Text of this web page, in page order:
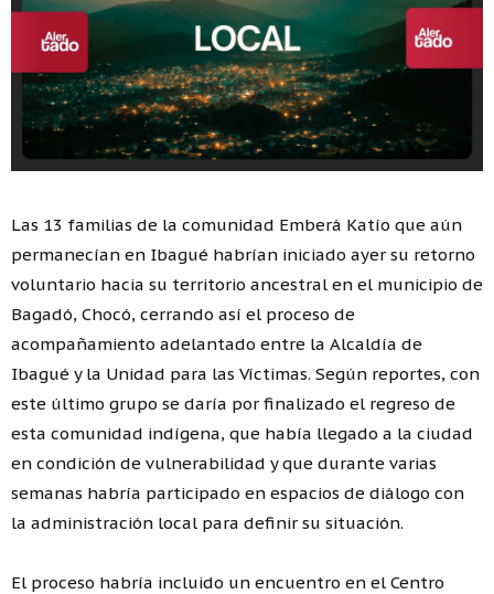
Las 13 familias de la comunidad Emberá Katío que aún
permanecían en Ibagué habrían iniciado ayer su retorno
voluntario hacia su territorio ancestral en el municipio de
Bagadó, Chocó, cerrando así el proceso de
acompañamiento adelantado entre la Alcaldía de
Ibagué y la Unidad para las Víctimas. Según reportes, con
este último grupo se daría por finalizado el regreso de
esta comunidad indígena, que había llegado a la ciudad
en condición de vulnerabilidad y que durante varias
semanas habría participado en espacios de diálogo con
la administración local para definir su situación.
El proceso habría incluido un encuentro en el Centro